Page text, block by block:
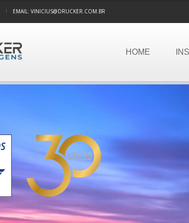
EMAIL: VINICIUS@DRUCKER.COM.BR
HOME